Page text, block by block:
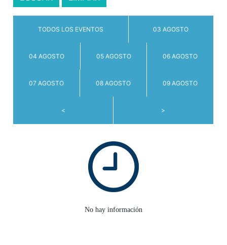
TODOS LOS EVENTOS 03 AGOSTO
04 AGOSTO 05 AGOSTO 06 AGOSTO
07 AGOSTO 08 AGOSTO 09 AGOSTO
< >
No hay información